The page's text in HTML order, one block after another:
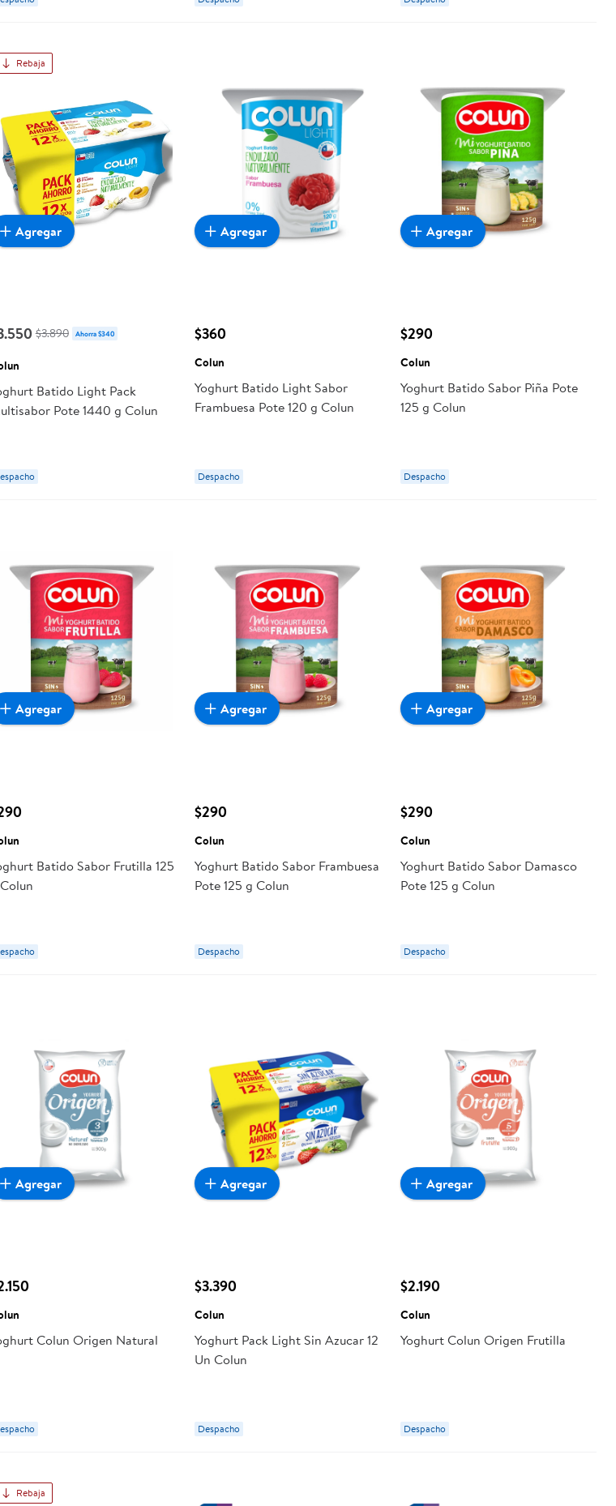
Rebaja
$3.890 Ahorra $340
Batido Light Pack
Pote 1440 g Colun
Agregar
$360
Colun
Yoghurt Batido Light Sabor
Frambuesa Pote 120 g Colun
Despacho
Agregar
$290
Colun
Yoghurt Batido Sabor Piña Pote
125 g Colun
Despacho
Agregar
Batido Sabor Frutilla 125
Agregar
$290
Colun
Yoghurt Batido Sabor Frambuesa
Pote 125 g Colun
Despacho
Agregar
$290
Colun
Yoghurt Batido Sabor Damasco
Pote 125 g Colun
Despacho
Agregar
Colun Origen Natural
Agregar
$3.390
Colun
Yoghurt Pack Light Sin Azucar 12
Un Colun
Despacho
Agregar
$2.190
Colun
Yoghurt Colun Origen Frutilla
Despacho
Agregar
Rebaja